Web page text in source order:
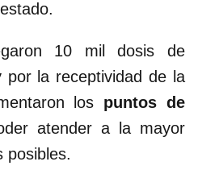
10 mil dosis de
por la receptividad de la
los puntos de
atender a la mayor
posibles.